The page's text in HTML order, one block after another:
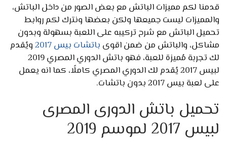
قدمنا لكم مميزات الباتش مع بعض الصور من داخل الباتش،
والمميزات ليست جميعها ولكن بعضها ونترك لكم روابط
تحميل الباتش مع شرح تركيبه على اللعبة بسهولة وبدون
مشاكل، والباتش من ضمن اقوى باتشات بيس 2017
ويُقدم
لك تجربة مُميزة للعبة، فهو باتش الدوري المصري 2019
لبيس 2017 يُقدم لك الدوري المصري كاملًا، كما انه يعمل
على لعبة بيس 2017 بدون باتشات.
تحميل باتش الدورى المصرى
لبيس 2017 لموسم 2019